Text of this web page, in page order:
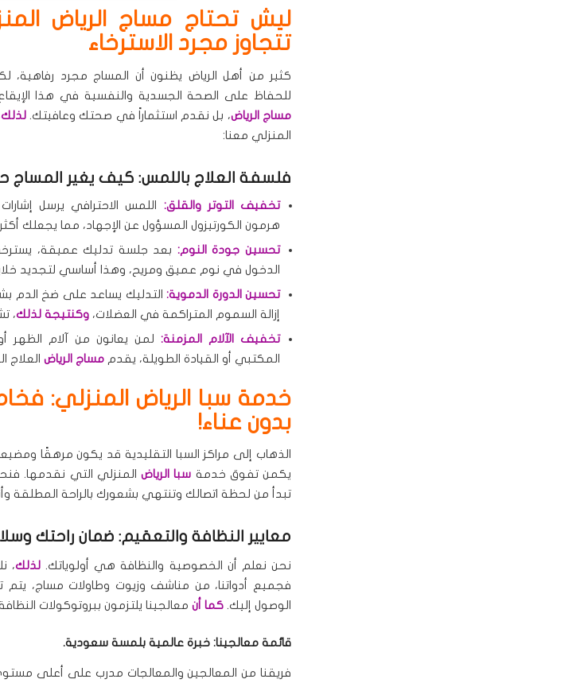
ليش تحتاج مساج الرياض
تتجاوز مجرد الاسترخاء
كثير من أهل الرياض يظنون أن المساج مجرد
للحفاظ على الصحة الجسدية والنفسية في هذا
مساج الرياض، بل نقدم استثماراً في صحتك وعافيتك.لذلك
المنزلي معنا:
فلسفة العلاج باللمس: كيف يغير المساج
تخفيف التوتر والقلق: اللمس الاحترافي يرسل
هرمون الكورتيزول المسؤول عن الإجهاد، مما يجعلك
تحسين جودة النوم: بعد جلسة تدليك عميقة،
الدخول في نوم عميق ومريح، وهذا أساسي لتجديد
تحسين الدورة الدموية:التدليك يساعد على ضخ الدم
إزالة السموم المتراكمة في العضلات، وكنتيجة لذلك،
تخفيف الآلام المزمنة:لمن يعانون من آلام الظهر
المكتبي أو القيادة الطويلة، يقدم مساج الرياضالعلاج
خدمة سبا الرياض المنزلي:
بدون عناء!
الذهاب إلى مراكز السبا التقليدية قد يكون مرهقًا
يكمن تفوق خدمة سبا الرياضالمنزلي التي نقدمها.
تبدأ من لحظة اتصالك وتنتهي بشعورك بالراحة المطلقة
معايير النظافة والتعقيم: ضمان راحتك
نحن نعلم أن الخصوصية والنظافة هي أولوياتك.لذلك،
فجميع أدواتنا، من مناشف وزيوت وطاولات مساج،
الوصول إليك. كما أنمعالجينا يلتزمون ببروتوكولات
قائمة معالجينا: خبرة عالمية بلمسة سعودية.
فريقنا من المعالجين والمعالجات مدرب على أعلى